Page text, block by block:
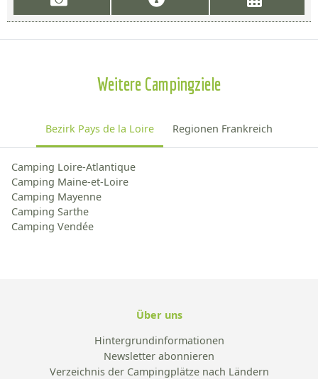
Weitere Campingziele
Bezirk Pays de la Loire Regionen Frankreich
Camping Loire-Atlantique
Camping Maine-et-Loire
Camping Mayenne
Camping Sarthe
Camping Vendée
Über uns
Hintergrundinformationen
Newsletter abonnieren
Verzeichnis der Campingplätze nach Ländern